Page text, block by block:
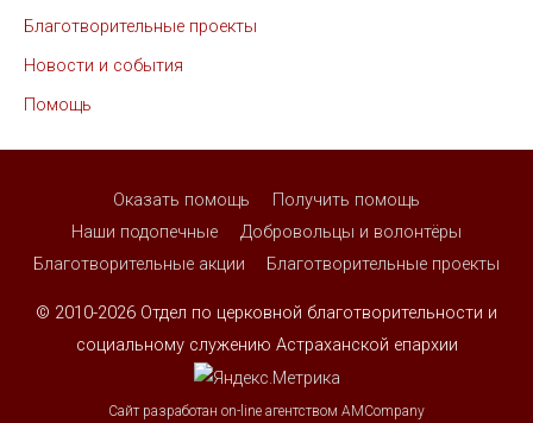
Благотворительные проекты
Новости и события
Помощь
Оказать помощь
Получить помощь
Наши подопечные
Добровольцы и волонтёры
Благотворительные акции
Благотворительные проекты
© 2010-2026 Отдел по церковной благотворительности и
социальному служению Астраханской епархии
Сайт разработан on-line агентством AMCompany